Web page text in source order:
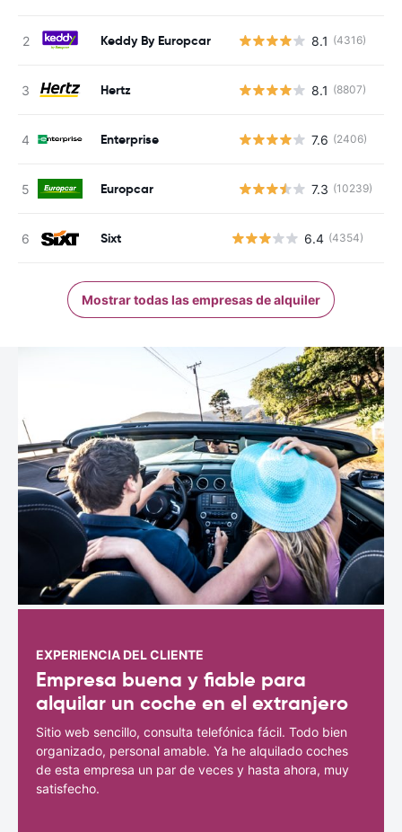
Keddy By Europcar 8.1 (4316)
Hertz 8.1 (8807)
Enterprise 7.6 (2406)
Europcar 7.3 (10239)
Sixt 6.4 (4354)
Mostrar todas las empresas de alquiler
EXPERIENCIA DEL CLIENTE
Empresa buena y fiable para
alquilar un coche en el extranjero
Sitio web sencillo, consulta telefónica fácil. Todo bien
organizado, personal amable. Ya he alquilado coches
de esta empresa un par de veces y hasta ahora, muy
satisfecho.